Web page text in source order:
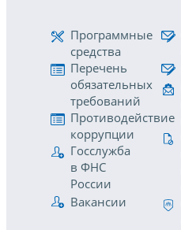
Программные
средства
Перечень
обязательных
требований
Противодействие
коррупции
Госслужба
в ФНС
России
Вакансии